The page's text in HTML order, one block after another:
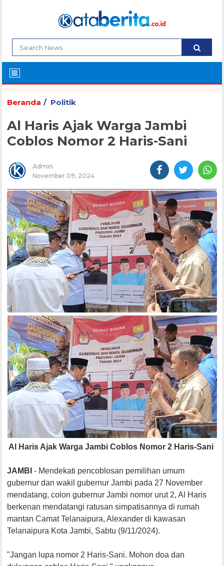
Beranda Politik
Al Haris Ajak Warga Jambi
Coblos Nomor 2 Haris-Sani
Admin
November 09, 2024
Al Haris Ajak Warga Jambi Coblos Nomor 2 Haris-Sani
JAMBI - Mendekati pencoblosan pemilihan umum
gubernur dan wakil gubernur Jambi pada 27 November
mendatang, colon gubernur Jambi nomor urut 2, Al Haris
berkenan mendatangi ratusan simpatisannya di rumah
mantan Camat Telanaipura, Alexander di kawasan
Telanaipura Kota Jambi, Sabtu (9/11/2024).
"Jangan lupa nomor 2 Haris-Sani. Mohon doa dan